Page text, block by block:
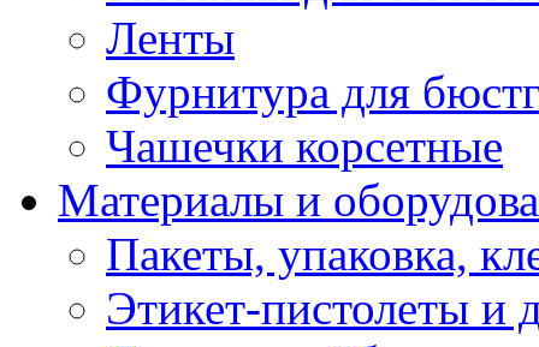
Ленты
Фурнитура для
Чашечки корсетные
Материалы и
Пакеты, упаковка,
Этикет-пистолеты и